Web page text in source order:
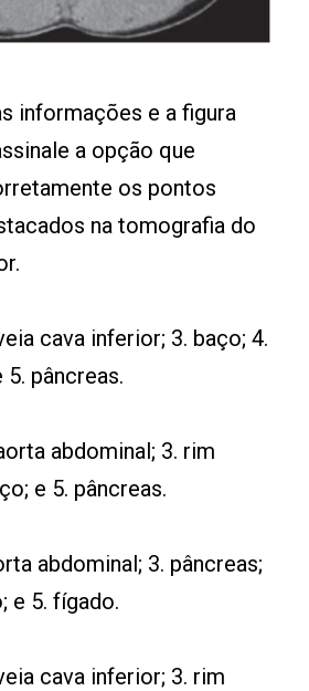
informações e a figura
a opção que
os pontos
na tomografia do
cava inferior; 3. baço; 4.
pâncreas.
abdominal; 3. rim
e 5. pâncreas.
abdominal; 3. pâncreas;
e 5. fígado.
cava inferior; 3. rim